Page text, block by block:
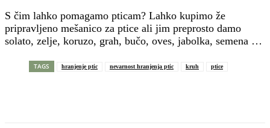
S čim lahko pomagamo pticam? Lahko kupimo že
pripravljeno mešanico za ptice ali jim preprosto damo
solato, zelje, koruzo, grah, bučo, oves, jabolka, semena …
TAGS hranjenje ptic nevarnost hranjenja ptic kruh ptice